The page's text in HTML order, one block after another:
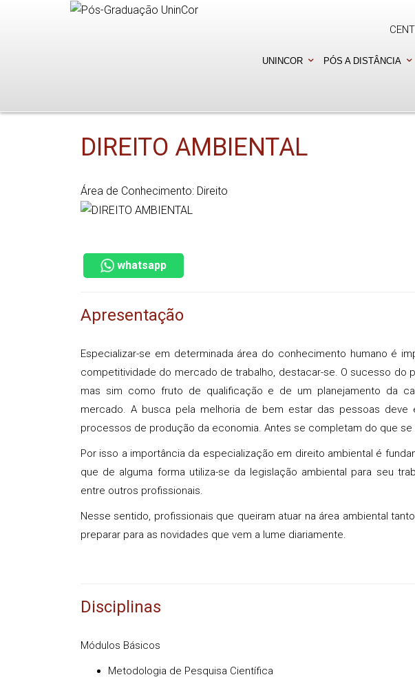
UNINCOR PÓS A DISTÂNCIA
DIREITO AMBIENTAL
Área de Conhecimento: Direito
whatsapp
Apresentação
Especializar-se em determinada área do conhecimento humano é
competitividade do mercado de trabalho, destacar-se. O sucesso do
mas sim como fruto de qualificação e de um planejamento da
mercado. A busca pela melhoria de bem estar das pessoas
processos de produção da economia. Antes se completam do que se
Por isso a importância da especialização em direito ambiental é
que de alguma forma utiliza-se da legislação ambiental para seu
entre outros profissionais.
Nesse sentido, profissionais que queiram atuar na área ambiental
preparar para as novidades que vem a lume diariamente.
Disciplinas
Módulos Básicos
Metodologia de Pesquisa Científica